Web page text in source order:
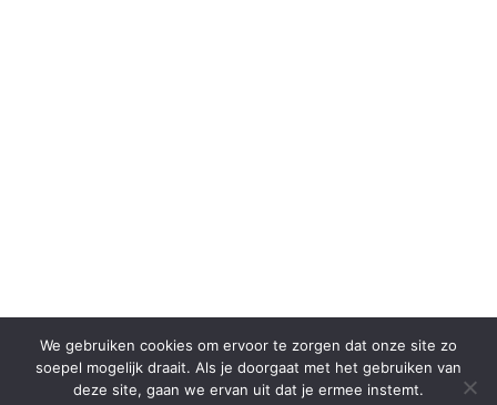
We gebruiken cookies om ervoor te zorgen dat onze site zo
soepel mogelijk draait. Als je doorgaat met het gebruiken van
deze site, gaan we ervan uit dat je ermee instemt.